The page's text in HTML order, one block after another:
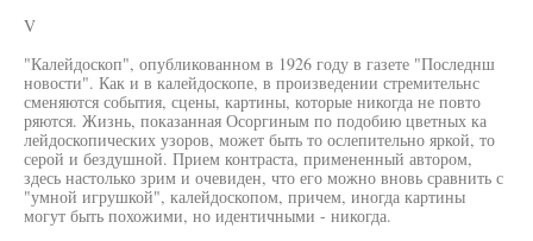
V
"Калейдоскоп", опубликованном в 1926 году в газете "Последнш
новости". Как и в калейдоскопе, в произведении стремительнс
сменяются события, сцены, картины, которые никогда не повто
ряются. Жизнь, показанная Осоргиным по подобию цветных ка
лейдоскопических узоров, может быть то ослепительно яркой, то
серой и бездушной. Прием контраста, примененный автором,
здесь настолько зрим и очевиден, что его можно вновь сравнить с
"умной игрушкой", калейдоскопом, причем, иногда картины
могут быть похожими, но идентичными - никогда.